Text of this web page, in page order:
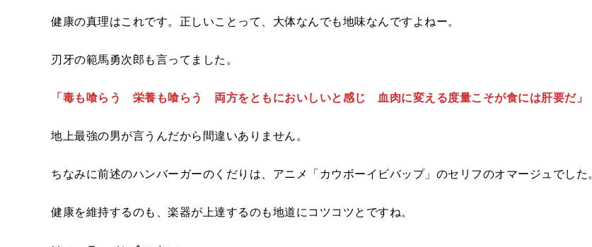
健康の真理はこれです。正しいことって、大体なんでも地味なんですよねー。
刃牙の範馬勇次郎も言ってました。
「毒も喰らう 栄養も喰らう 両方をともにおいしいと感じ 血肉に変える度量こそが食には肝要だ」
地上最強の男が言うんだから間違いありません。
ちなみに前述のハンバーガーのくだりは、アニメ「カウボーイビバップ」のセリフのオマージュでした。
健康を維持するのも、楽器が上達するのも地道にコツコツとですね。